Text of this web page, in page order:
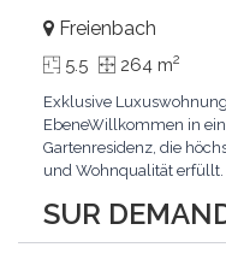
SUR
Freienbach
5.5 264 m2
Exklusive
EbeneWillkommen in
Gartenresidenz, die
und Wohnqualität
exklusives Zuhause mit
Grosszügigkeit,